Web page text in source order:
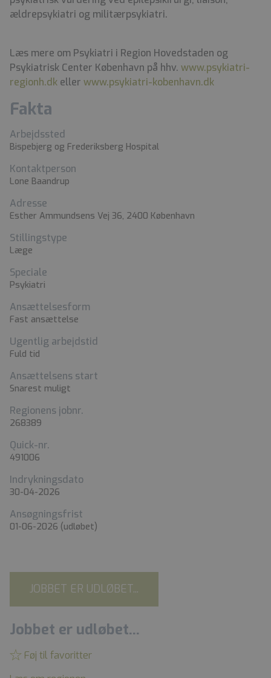
ældrepsykiatri og militærpsykiatri.
Læs mere om Psykiatri i Region Hovedstaden og
Psykiatrisk Center København på hhv. www.psykiatri-
regionh.dk eller www.psykiatri-kobenhavn.dk
Fakta
Arbejdssted
Bispebjerg og Frederiksberg Hospital
Kontaktperson
Lone Baandrup
Adresse
Esther Ammundsens Vej 36, 2400 København
Stillingstype
Læge
Speciale
Psykiatri
Ansættelsesform
Fast ansættelse
Ugentlig arbejdstid
Fuld tid
Ansættelsens start
Snarest muligt
Regionens jobnr.
268389
Quick-nr.
491006
Indrykningsdato
30-04-2026
Ansøgningsfrist
01-06-2026 (udløbet)
JOBBET ER UDLØBET...
Jobbet er udløbet...
Føj til favoritter